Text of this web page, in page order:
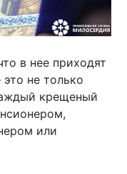
в нее приходят
не только
крещеный
или